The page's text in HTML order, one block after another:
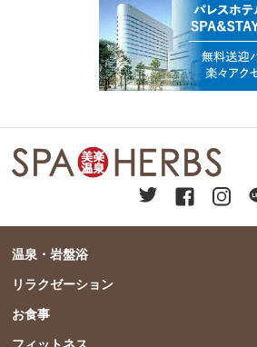
温泉・岩盤浴
リラクゼーション
お食事